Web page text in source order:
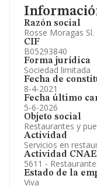
Razón social
Rosse Moragas Sl.
CIF
B05293840
Forma jurídica
Sociedad limitada
Fecha de
8-4-2021
Fecha último
5-6-2026
Objeto social
Restaurantes y
Actividad
Servicios en
Actividad CNAE
5611 -
Estado de la
Viva
Información